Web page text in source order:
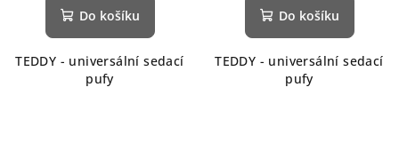
Do košíku
TEDDY - universální sedací
pufy
Do košíku
TEDDY - universální sedací
pufy